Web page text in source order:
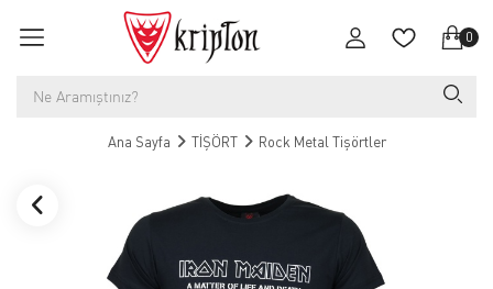
0
Ana Sayfa TİŞÖRT Rock Metal Tişörtler